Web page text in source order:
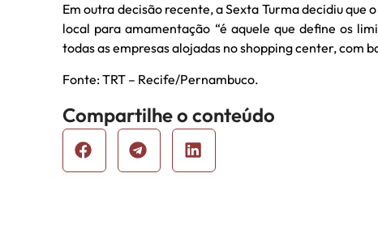
Em outra decisão recente, a Sexta Turma decidiu
local para amamentação “é aquele que define os
todas as empresas alojadas no shopping center, com
Fonte: TRT – Recife/Pernambuco.
Compartilhe o conteúdo